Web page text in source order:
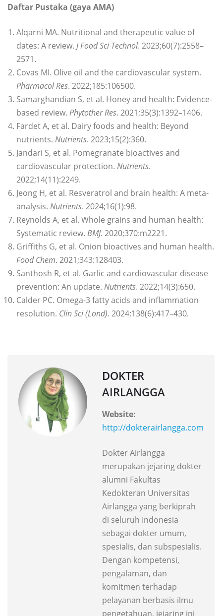
Daftar Pustaka (gaya AMA)
Alqarni MA. Nutritional and therapeutic value of
dates: A review. J Food Sci Technol. 2023;60(7):2558–
2571.
Covas MI. Olive oil and the cardiovascular system.
Pharmacol Res. 2022;185:106500.
Samarghandian S, et al. Honey and health: Evidence-
based review. Phytother Res. 2021;35(3):1392–1406.
Fardet A, et al. Dairy foods and health: Beyond
nutrients. Nutrients. 2023;15(2):360.
Jandari S, et al. Pomegranate bioactives and
cardiovascular protection. Nutrients.
2022;14(11):2249.
Jeong H, et al. Resveratrol and brain health: A meta-
analysis. Nutrients. 2024;16(1):98.
Reynolds A, et al. Whole grains and human health:
Systematic review. BMJ. 2020;370:m2221.
Griffiths G, et al. Onion bioactives and human health.
Food Chem. 2021;343:128403.
Santhosh R, et al. Garlic and cardiovascular disease
prevention: An update. Nutrients. 2022;14(3):650.
Calder PC. Omega-3 fatty acids and inflammation
resolution. Clin Sci (Lond). 2024;138(6):417–430.
DOKTER
AIRLANGGA
Website:
http://dokterairlangga.com
Dokter Airlangga
merupakan jejaring dokter
alumni Fakultas
Kedokteran Universitas
Airlangga yang berkiprah
di seluruh Indonesia
sebagai dokter umum,
spesialis, dan subspesialis.
Dengan kompetensi,
pengalaman, dan
komitmen terhadap
pelayanan berbasis ilmu
pengetahuan, jejaring ini